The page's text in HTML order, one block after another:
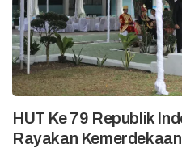
HUT Ke 79 Republik
Rayakan